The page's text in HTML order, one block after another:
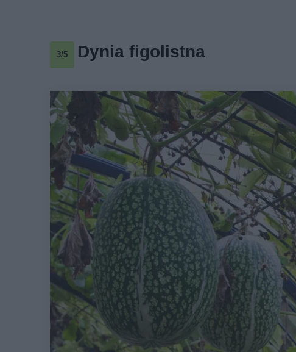
3/5 Dynia figolistna